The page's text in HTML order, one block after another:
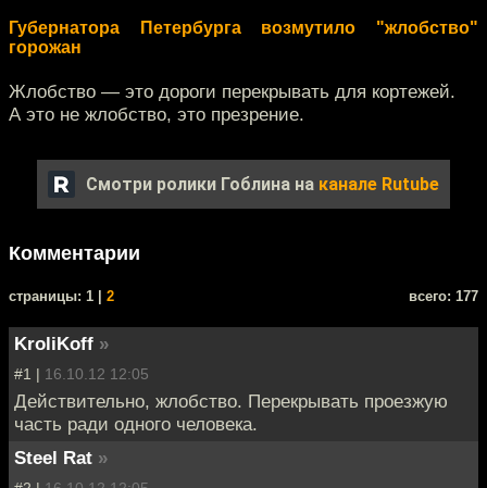
Губернатора Петербурга возмутило "жлобство"
горожан
Жлобство — это дороги перекрывать для кортежей.
А это не жлобство, это презрение.
Смотри ролики Гоблина на канале Rutube
Комментарии
cтраницы: 1 | 2 всего: 177
KroliKoff »
#1 | 16.10.12 12:05
Действительно, жлобство. Перекрывать проезжую
часть ради одного человека.
Steel Rat »